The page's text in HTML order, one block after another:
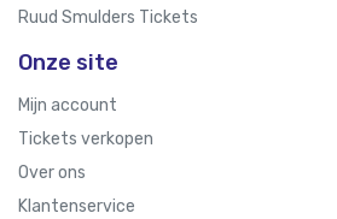
Ruud Smulders Tickets
Onze site
Mijn account
Tickets verkopen
Over ons
Klantenservice